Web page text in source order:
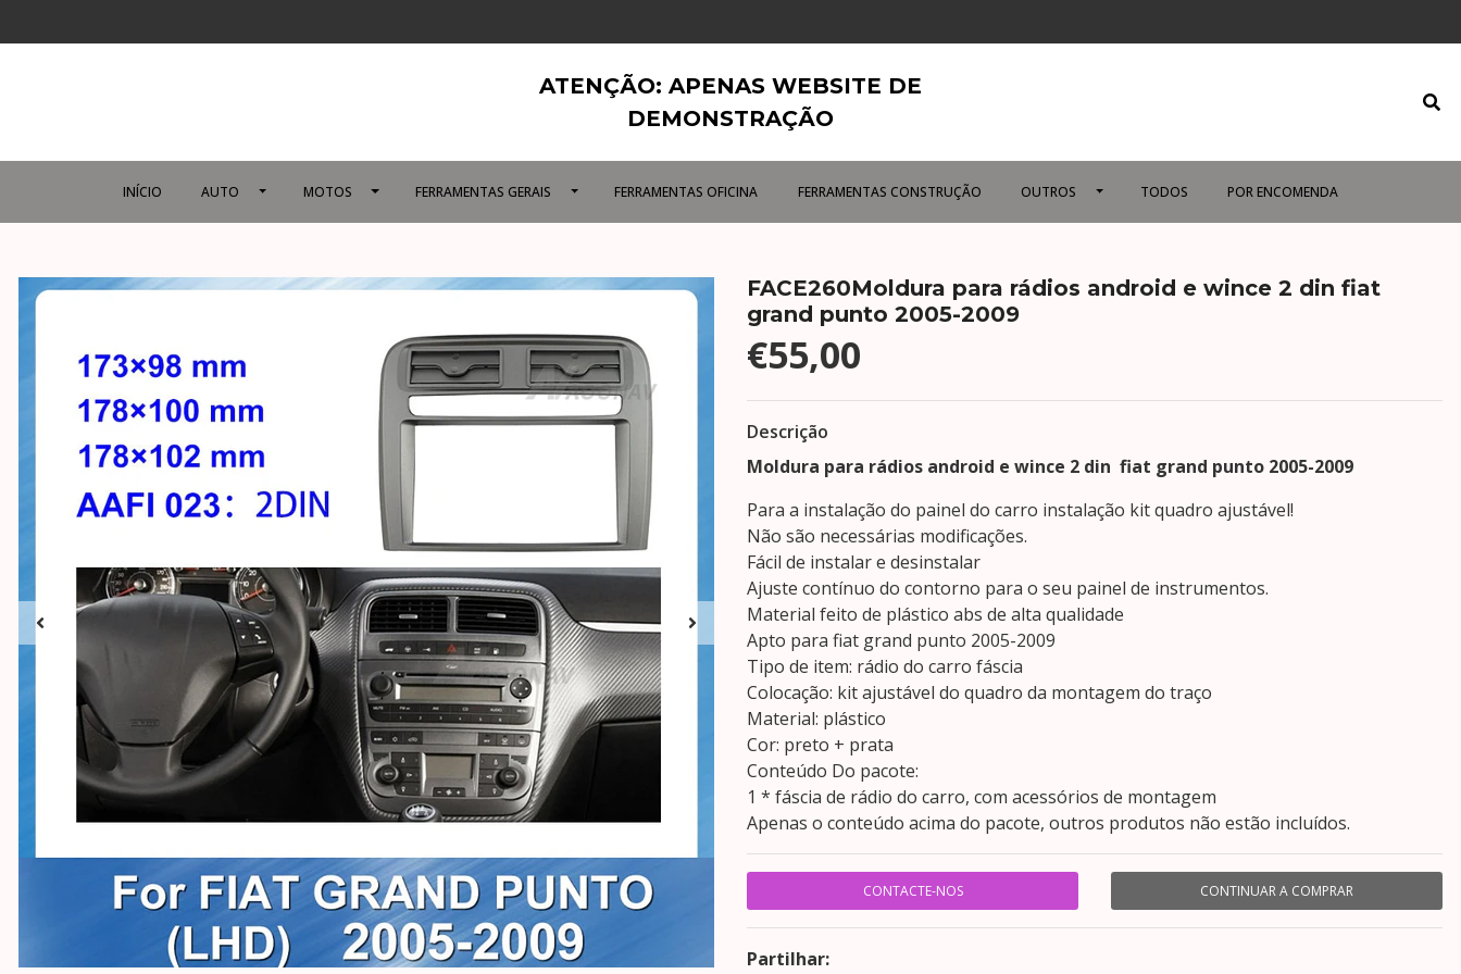
ATENÇÃO: APENAS WEBSITE DE
DEMONSTRAÇÃO
INÍCIO AUTO MOTOS FERRAMENTAS GERAIS FERRAMENTAS OFICINA FERRAMENTAS CONSTRUÇÃO OUTROS TODOS POR ENCOMENDA
FACE260Moldura para rádios android e wince 2 din fiat
grand punto 2005-2009
€55,00
Descrição
Moldura para rádios android e wince 2 din fiat grand punto 2005-2009
Para a instalação do painel do carro instalação kit quadro ajustável!
Não são necessárias modificações.
Fácil de instalar e desinstalar
Ajuste contínuo do contorno para o seu painel de instrumentos.
Material feito de plástico abs de alta qualidade
Apto para fiat grand punto 2005-2009
Tipo de item: rádio do carro fáscia
Colocação: kit ajustável do quadro da montagem do traço
Material: plástico
Cor: preto + prata
Conteúdo Do pacote:
1 * fáscia de rádio do carro, com acessórios de montagem
Apenas o conteúdo acima do pacote, outros produtos não estão incluídos.
CONTACTE-NOS CONTINUAR A COMPRAR
Partilhar: